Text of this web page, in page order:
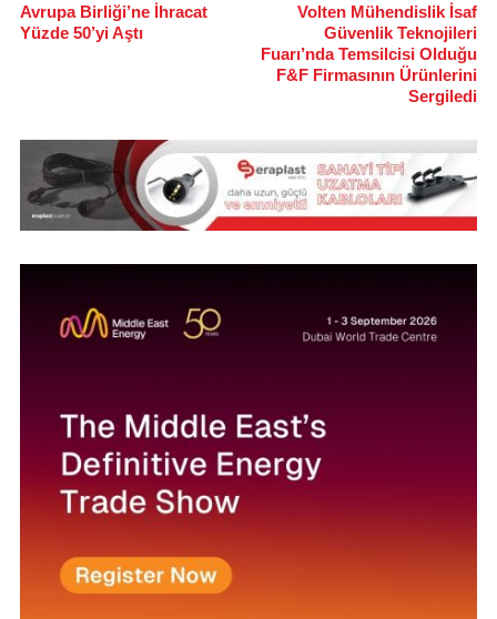
Avrupa Birliği’ne İhracat
Yüzde 50’yi Aştı
Volten Mühendislik İsaf
Güvenlik Teknojileri
Fuarı’nda Temsilcisi Olduğu
F&F Firmasının Ürünlerini
Sergiledi